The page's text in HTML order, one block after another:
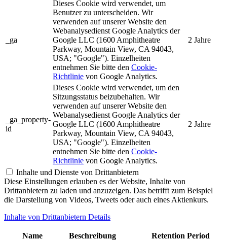
_ga
Dieses Cookie wird verwendet, um
Benutzer zu unterscheiden. Wir
verwenden auf unserer Website den
Webanalysedienst Google Analytics der
Google LLC (1600 Amphitheatre
Parkway, Mountain View, CA 94043,
USA; "Google"). Einzelheiten
entnehmen Sie bitte den Cookie-
Richtlinie von Google Analytics.
2 Jahre
_ga_property-
id
Dieses Cookie wird verwendet, um den
Sitzungsstatus beizubehalten. Wir
verwenden auf unserer Website den
Webanalysedienst Google Analytics der
Google LLC (1600 Amphitheatre
Parkway, Mountain View, CA 94043,
USA; "Google"). Einzelheiten
entnehmen Sie bitte den Cookie-
Richtlinie von Google Analytics.
2 Jahre
Inhalte und Dienste von Drittanbietern
Diese Einstellungen erlauben es der Website, Inhalte von
Drittanbietern zu laden und anzuzeigen. Das betrifft zum Beispiel
die Darstellung von Videos, Tweets oder auch eines Aktienkurs.
Inhalte von Drittanbietern Details
Name Beschreibung Retention Period